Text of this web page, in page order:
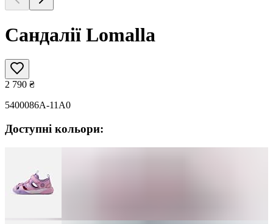
Сандалії Lomalla
2 790 ₴
5400086A-11A0
Доступні кольори: